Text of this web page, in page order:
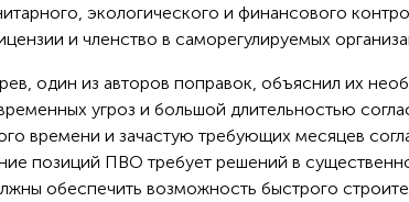
экологического и финансового
и членство в саморегулируемых
один из авторов поправок, объяснил их
угроз и большой длительностью
времени и зачастую требующих месяцев
позиций ПВО требует решений в
обеспечить возможность быстрого